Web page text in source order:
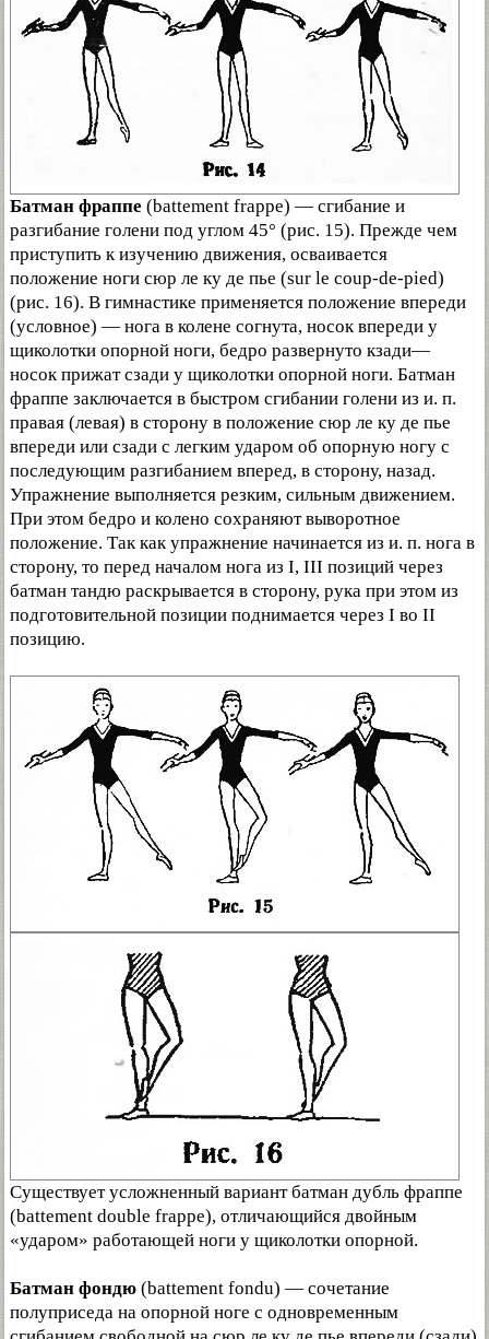
Батман фраппе (battement frappe) — сгибание и
разгибание голени под углом 45° (рис. 15). Прежде чем
приступить к изучению движения, осваивается
положение ноги сюр ле ку де пье (sur le coup-de-pied)
(рис. 16). В гимнастике применяется положение впереди
(условное) — нога в колене согнута, носок впереди у
щиколотки опорной ноги, бедро развернуто кзади—
носок прижат сзади у щиколотки опорной ноги. Батман
фраппе заключается в быстром сгибании голени из и. п.
правая (левая) в сторону в положение сюр ле ку де пье
впереди или сзади с легким ударом об опорную ногу с
последующим разгибанием вперед, в сторону, назад.
Упражнение выполняется резким, сильным движением.
При этом бедро и колено сохраняют выворотное
положение. Так как упражнение начинается из и. п. нога в
сторону, то перед началом нога из I, III позиций через
батман тандю раскрывается в сторону, рука при этом из
подготовительной позиции поднимается через I во II
позицию.
Существует усложненный вариант батман дубль фраппе
(battement double frappe), отличающийся двойным
«ударом» работающей ноги у щиколотки опорной.
Батман фондю (battement fondu) — сочетание
полуприседа на опорной ноге с одновременным